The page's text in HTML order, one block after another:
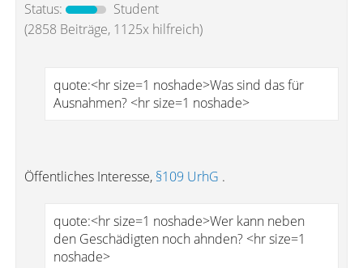
Status:
Student
(2858 Beiträge, 1125x hilfreich)
quote:<hr size=1 noshade>Was sind das für
Ausnahmen? <hr size=1 noshade>
Öffentliches Interesse, §109 UrhG .
quote:<hr size=1 noshade>Wer kann neben
den Geschädigten noch ahnden? <hr size=1
noshade>